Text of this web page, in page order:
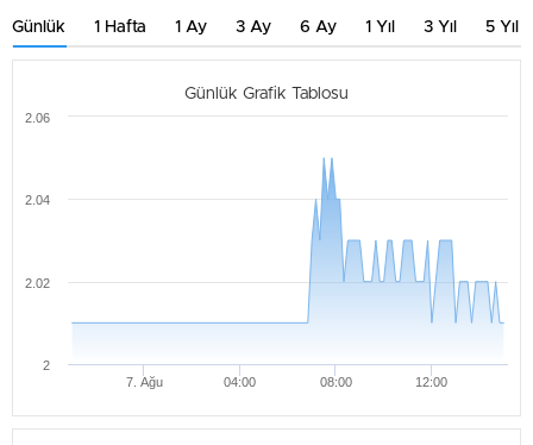
Günlük 1 Hafta 1 Ay 3 Ay 6 Ay 1 Yıl 3 Yıl 5 Yıl
Günlük Grafik Tablosu
7. Ağu 04:00 08:00 12:00
2
2.02
2.04
2.06
Haftalık Grafik Tablosu